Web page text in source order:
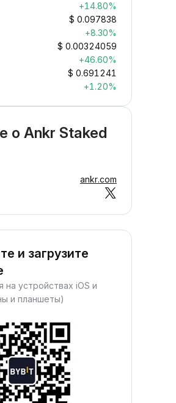
+14.80%
$ 0.097838
+8.30%
$ 0.00324059
+46.60%
$ 0.691241
+1.20%
о Ankr Staked
ankr.com
и загрузите
устройствах iOS и
и планшеты)